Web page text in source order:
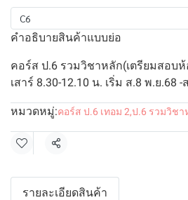
C6
คำอธิบายสินค้าแบบย่อ
คอร์ส ป.6 รวมวิชาหลัก(เตรียมสอบ
เสาร์ 8.30-12.10 น. เริ่ม ส.8 พ.ย.68 -
หมวดหมู่:คอร์ส ป.6 เทอม 2,ป.6 รวมวิชา
แชร์
รายละเอียดสินค้า